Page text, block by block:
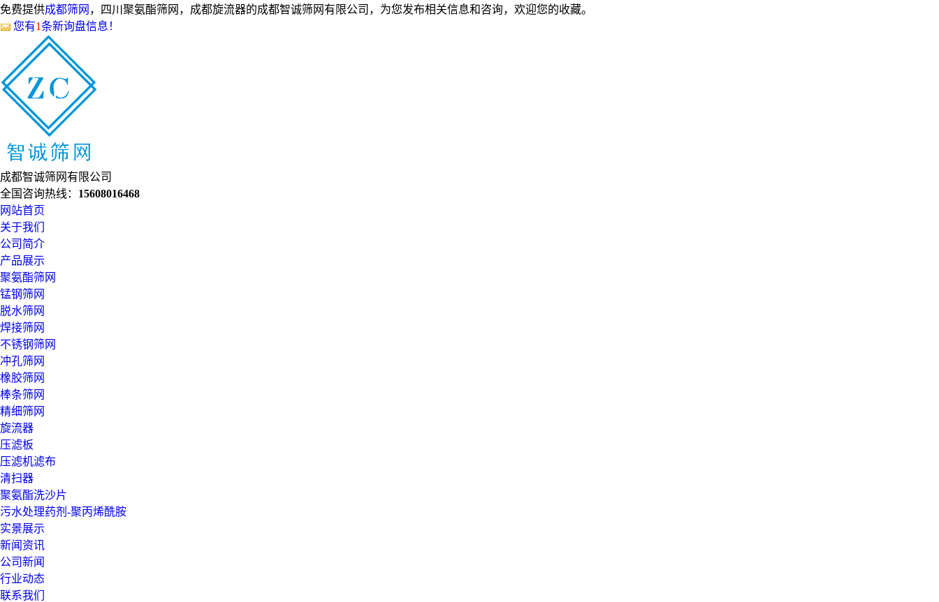
免费提供成都筛网 ，四川聚氨酯筛网，成都旋流器的成都智诚筛网有限公司，为您发布相关信息和咨询，欢迎您的收藏。
您有1条新询盘信息！
成都智诚筛网有限公司
全国咨询热线： 15608016468
网站首页
关于我们
公司简介
产品展示
聚氨酯筛网
锰钢筛网
脱水筛网
焊接筛网
不锈钢筛网
冲孔筛网
橡胶筛网
棒条筛网
精细筛网
旋流器
压滤板
压滤机滤布
清扫器
聚氨酯洗沙片
污水处理药剂-聚丙烯酰胺
实景展示
新闻资讯
公司新闻
行业动态
联系我们